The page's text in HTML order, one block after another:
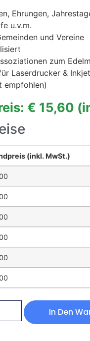
Ehrungen,
u.v.m.
und Vereine
zum
Laserdrucker &
empfohlen)
€ 15,60
(inkl. MwSt.)
In Den